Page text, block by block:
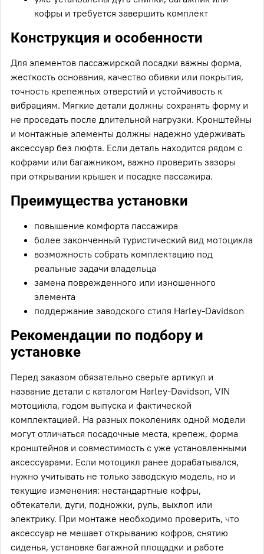
кофры и требуется завершить комплект
Конструкция и особенности
Для элементов пассажирской посадки важны форма,
жесткость основания, качество обивки или покрытия,
точность крепежных отверстий и устойчивость к
вибрациям. Мягкие детали должны сохранять форму и
не проседать после длительной нагрузки. Кронштейны
и монтажные элементы должны надежно удерживать
аксессуар без люфта. Если деталь находится рядом с
кофрами или багажником, важно проверить зазоры
при открывании крышек и посадке пассажира.
Преимущества установки
повышение комфорта пассажира
более законченный туристический вид мотоцикла
возможность собрать комплектацию под
реальные задачи владельца
замена поврежденного или изношенного
элемента
поддержание заводского стиля Harley-Davidson
Рекомендации по подбору и
установке
Перед заказом обязательно сверьте артикул и
название детали с каталогом Harley-Davidson, VIN
мотоцикла, годом выпуска и фактической
комплектацией. На разных поколениях одной модели
могут отличаться посадочные места, крепеж, форма
кронштейнов и совместимость с уже установленными
аксессуарами. Если мотоцикл ранее дорабатывался,
нужно учитывать не только заводскую модель, но и
текущие изменения: нестандартные кофры,
обтекатели, дуги, подножки, руль, выхлоп или
электрику. При монтаже необходимо проверить, что
аксессуар не мешает открыванию кофров, снятию
сиденья, установке багажной площадки и работе